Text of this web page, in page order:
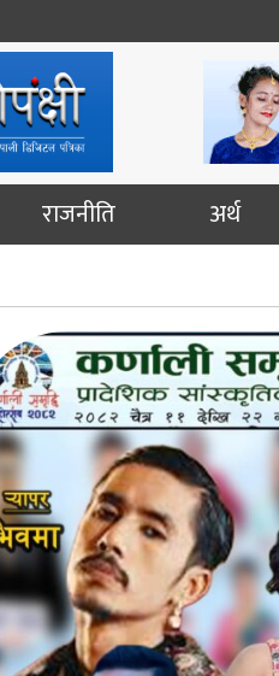
राजनीति अर्थ